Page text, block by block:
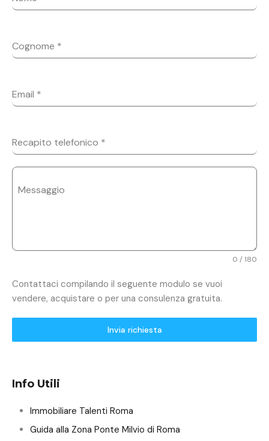
Cognome *
Email *
Recapito telefonico *
Messaggio
0 / 180
Contattaci compilando il seguente modulo se vuoi
vendere, acquistare o per una consulenza gratuita.
Invia richiesta
Info Utili
Immobiliare Talenti Roma
Guida alla Zona Ponte Milvio di Roma